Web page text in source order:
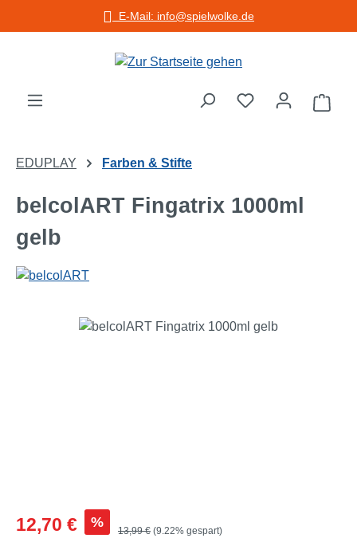
Zum Hauptinhalt springenE-Mail: info@spielwolke.de
EDUPLAY Farben & Stifte
belcolART Fingatrix 1000ml
gelb
Verkaufspreis:
12,70 € % Regulärer Preis:
13,99 € (9.22% gespart)